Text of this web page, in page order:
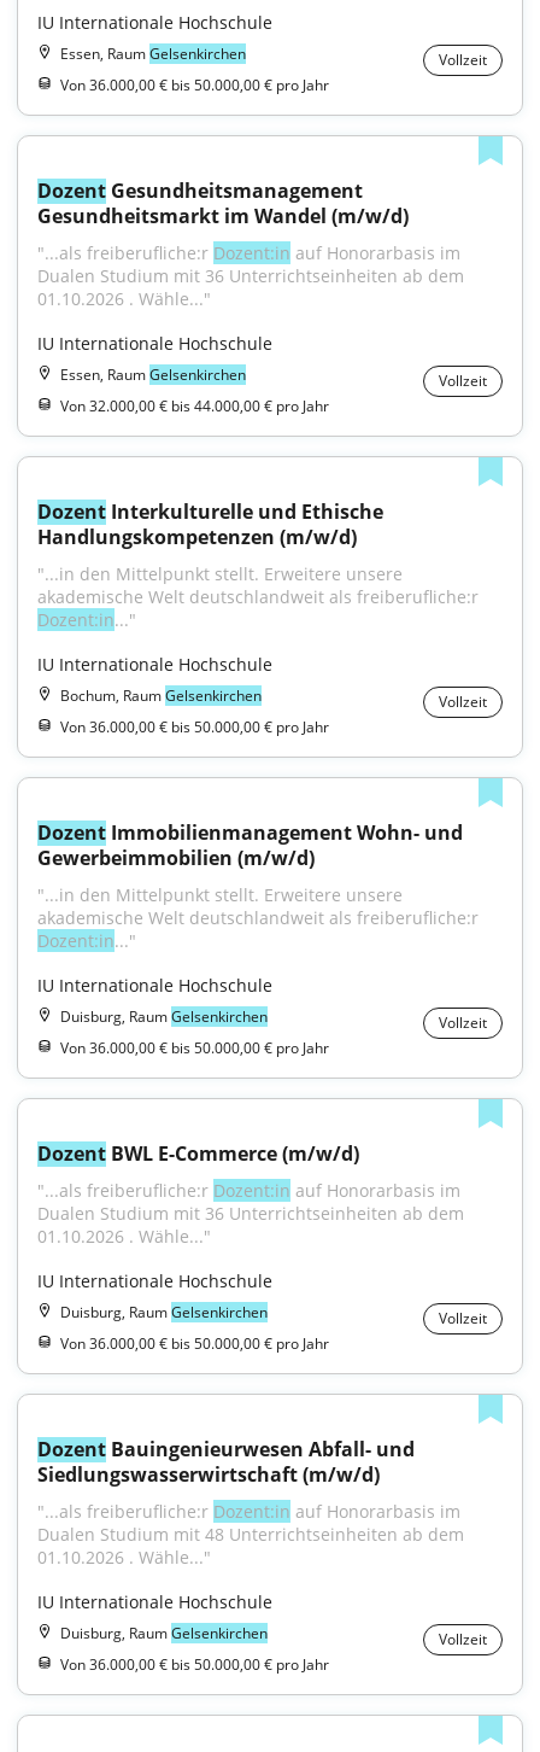
IU Internationale Hochschule
Essen, RaumGelsenkirchen
Vollzeit
Von 36.000,00 € bis 50.000,00 € pro Jahr
Dozent Gesundheitsmanagement
Gesundheitsmarkt im Wandel (m/w/d)
"...als freiberufliche:r Dozent:in auf Honorarbasis im
Dualen Studium mit 36 Unterrichtseinheiten ab dem
01.10.2026 . Wähle..."
IU Internationale Hochschule
Essen, RaumGelsenkirchen
Vollzeit
Von 32.000,00 € bis 44.000,00 € pro Jahr
Dozent Interkulturelle und Ethische
Handlungskompetenzen (m/w/d)
"...in den Mittelpunkt stellt. Erweitere unsere
Dozent:in..."
IU Internationale Hochschule
Bochum, RaumGelsenkirchen
Vollzeit
Von 36.000,00 € bis 50.000,00 € pro Jahr
Dozent Immobilienmanagement Wohn- und
Gewerbeimmobilien (m/w/d)
"...in den Mittelpunkt stellt. Erweitere unsere
Dozent:in..."
IU Internationale Hochschule
Duisburg, RaumGelsenkirchen
Vollzeit
Von 36.000,00 € bis 50.000,00 € pro Jahr
Dozent BWL E-Commerce (m/w/d)
"...als freiberufliche:r Dozent:in auf Honorarbasis im
Dualen Studium mit 36 Unterrichtseinheiten ab dem
01.10.2026 . Wähle..."
IU Internationale Hochschule
Duisburg, RaumGelsenkirchen
Vollzeit
Von 36.000,00 € bis 50.000,00 € pro Jahr
Dozent Bauingenieurwesen Abfall- und
Siedlungswasserwirtschaft (m/w/d)
"...als freiberufliche:r Dozent:in auf Honorarbasis im
Dualen Studium mit 48 Unterrichtseinheiten ab dem
01.10.2026 . Wähle..."
IU Internationale Hochschule
Duisburg, RaumGelsenkirchen
Vollzeit
Von 36.000,00 € bis 50.000,00 € pro Jahr